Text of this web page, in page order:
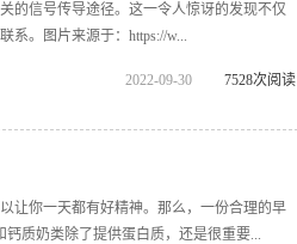
的信号传导途径。这一令人惊讶的发现不仅
系。图片来源于：https://w...
2022-09-30 7528次阅读
让你一天都有好精神。那么，一份合理的早
质奶类除了提供蛋白质，还是很重要...